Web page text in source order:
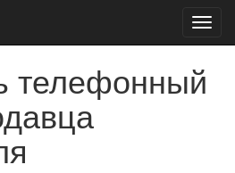
телефонный